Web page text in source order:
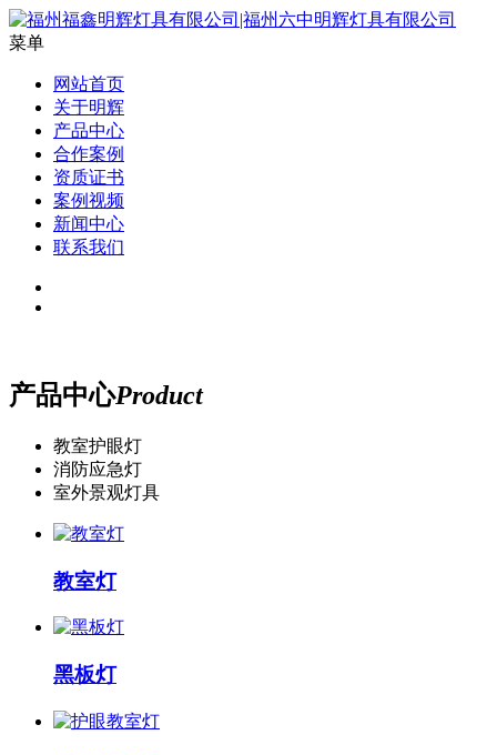
菜单
网站首页
关于明辉
产品中心
合作案例
资质证书
案例视频
新闻中心
联系我们
产品中心Product
教室护眼灯
消防应急灯
室外景观灯具
教室灯
黑板灯